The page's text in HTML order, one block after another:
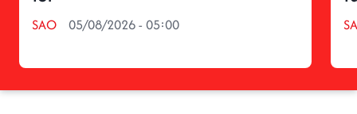
SAO 05/08/2026 - 05:00